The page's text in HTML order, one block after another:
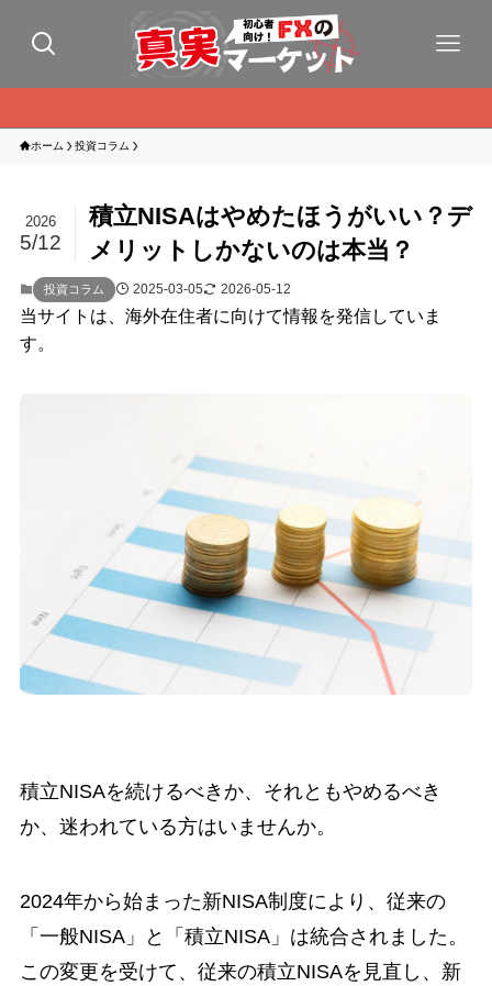
ホーム 投資コラム
積立NISAはやめたほうがいい？デ
メリットしかないのは本当？
2026
5/12
投資コラム 2025-03-05 2026-05-12
当サイトは、海外在住者に向けて情報を発信していま
す。
積立NISAを続けるべきか、それともやめるべき
か、迷われている方はいませんか。
2024年から始まった新NISA制度により、従来の
「一般NISA」と「積立NISA」は統合されました。
この変更を受けて、従来の積立NISAを見直し、新